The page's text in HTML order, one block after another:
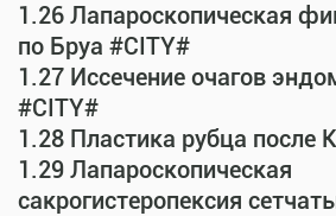
1.26 Лапароскопическая
по Бруа #CITY#
1.27 Иссечение очагов
#CITY#
1.28 Пластика рубца после
1.29 Лапароскопическая
сакрогистеропексия